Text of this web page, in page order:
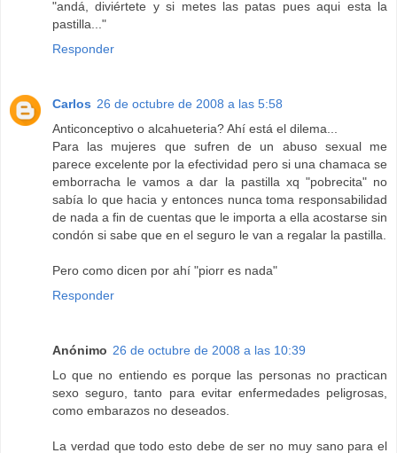
"andá, diviértete y si metes las patas pues aqui esta la
pastilla..."
Responder
Carlos 26 de octubre de 2008 a las 5:58
Anticonceptivo o alcahueteria? Ahí está el dilema...
Para las mujeres que sufren de un abuso sexual me
parece excelente por la efectividad pero si una chamaca se
emborracha le vamos a dar la pastilla xq "pobrecita" no
sabía lo que hacia y entonces nunca toma responsabilidad
de nada a fin de cuentas que le importa a ella acostarse sin
condón si sabe que en el seguro le van a regalar la pastilla.
Pero como dicen por ahí "piorr es nada"
Responder
Anónimo 26 de octubre de 2008 a las 10:39
Lo que no entiendo es porque las personas no practican
sexo seguro, tanto para evitar enfermedades peligrosas,
como embarazos no deseados.
La verdad que todo esto debe de ser no muy sano para el